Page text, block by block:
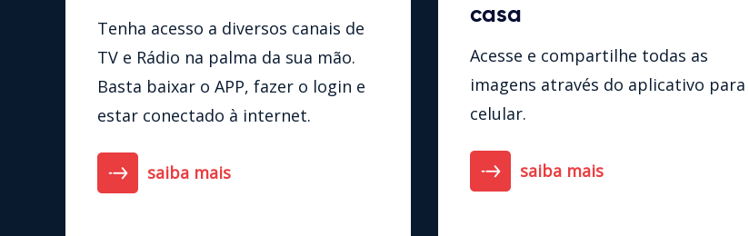
Tenha acesso a diversos canais de
TV e Rádio na palma da sua mão.
Basta baixar o APP, fazer o login e
estar conectado à internet.
saiba mais
casa
Acesse e compartilhe todas as
imagens através do aplicativo para
celular.
saiba mais